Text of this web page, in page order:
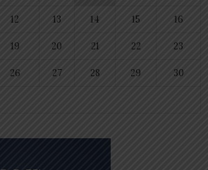
12 13 14 15 16
19 20 21 22 23
26 27 28 29 30